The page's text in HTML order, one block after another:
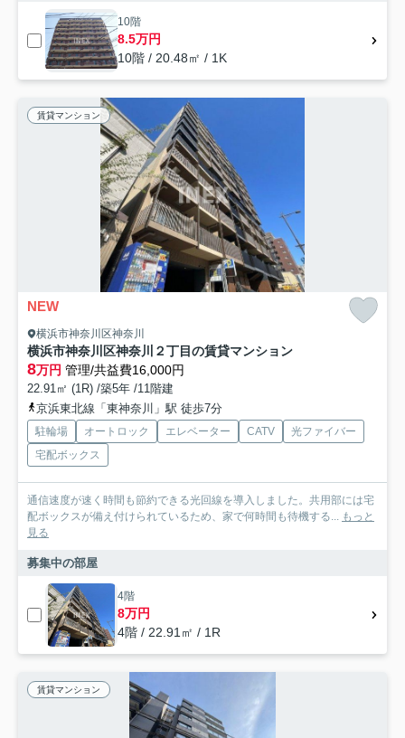
10階
8.5万円
10階 / 20.48㎡ / 1K
賃貸マンション
NEW
横浜市神奈川区神奈川
横浜市神奈川区神奈川２丁目の賃貸マンション
8万円 管理/共益費16,000円
22.91㎡ (1R) /築5年 /11階建
京浜東北線「東神奈川」駅 徒歩7分
駐輪場 オートロック エレベーター CATV
光ファイバー
宅配ボックス
通信速度が速く時間も節約できる光回線を導入しました。共用部には宅
配ボックスが備え付けられているため、家で何時間も待機する... もっと
見る
募集中の部屋
4階
8万円
4階 / 22.91㎡ / 1R
賃貸マンション